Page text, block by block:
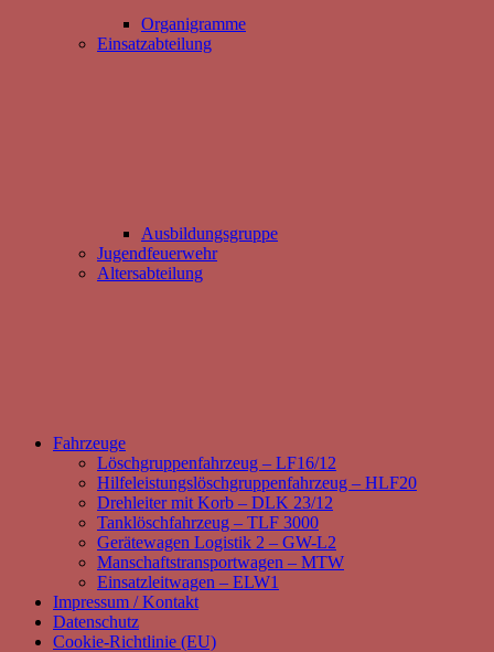
Organigramme
Einsatzabteilung
Ausbildungsgruppe
Jugendfeuerwehr
Altersabteilung
Fahrzeuge
Löschgruppenfahrzeug – LF16/12
Hilfeleistungslöschgruppenfahrzeug – HLF20
Drehleiter mit Korb – DLK 23/12
Tanklöschfahrzeug – TLF 3000
Gerätewagen Logistik 2 – GW-L2
Manschaftstransportwagen – MTW
Einsatzleitwagen – ELW1
Impressum / Kontakt
Datenschutz
Cookie-Richtlinie (EU)